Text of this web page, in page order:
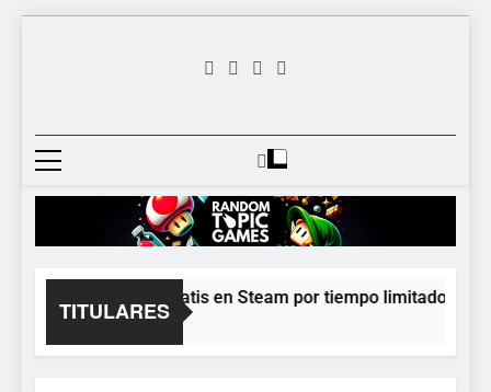
Random
Games
Videojuego Favorito
TITULARES
Moonlighter está gratis en Steam por tiempo limitado y Epic
1 Día Atrás